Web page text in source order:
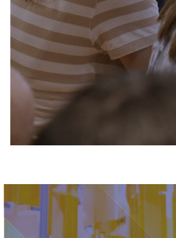
Servizi e accessibilità
Contatti
FAQ
Biglietti
Immagine